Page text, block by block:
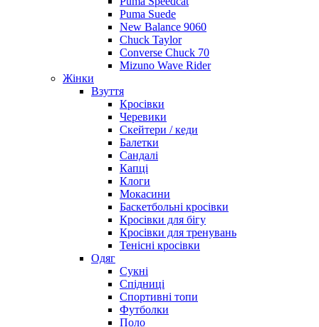
Puma Suede
New Balance 9060
Chuck Taylor
Converse Chuck 70
Mizuno Wave Rider
Жінки
Взуття
Кросівки
Черевики
Скейтери / кеди
Балетки
Сандалі
Капці
Клоги
Мокасини
Баскетбольні кросівки
Кросівки для бігу
Кросівки для тренувань
Тенісні кросівки
Одяг
Сукні
Спідниці
Спортивні топи
Футболки
Поло